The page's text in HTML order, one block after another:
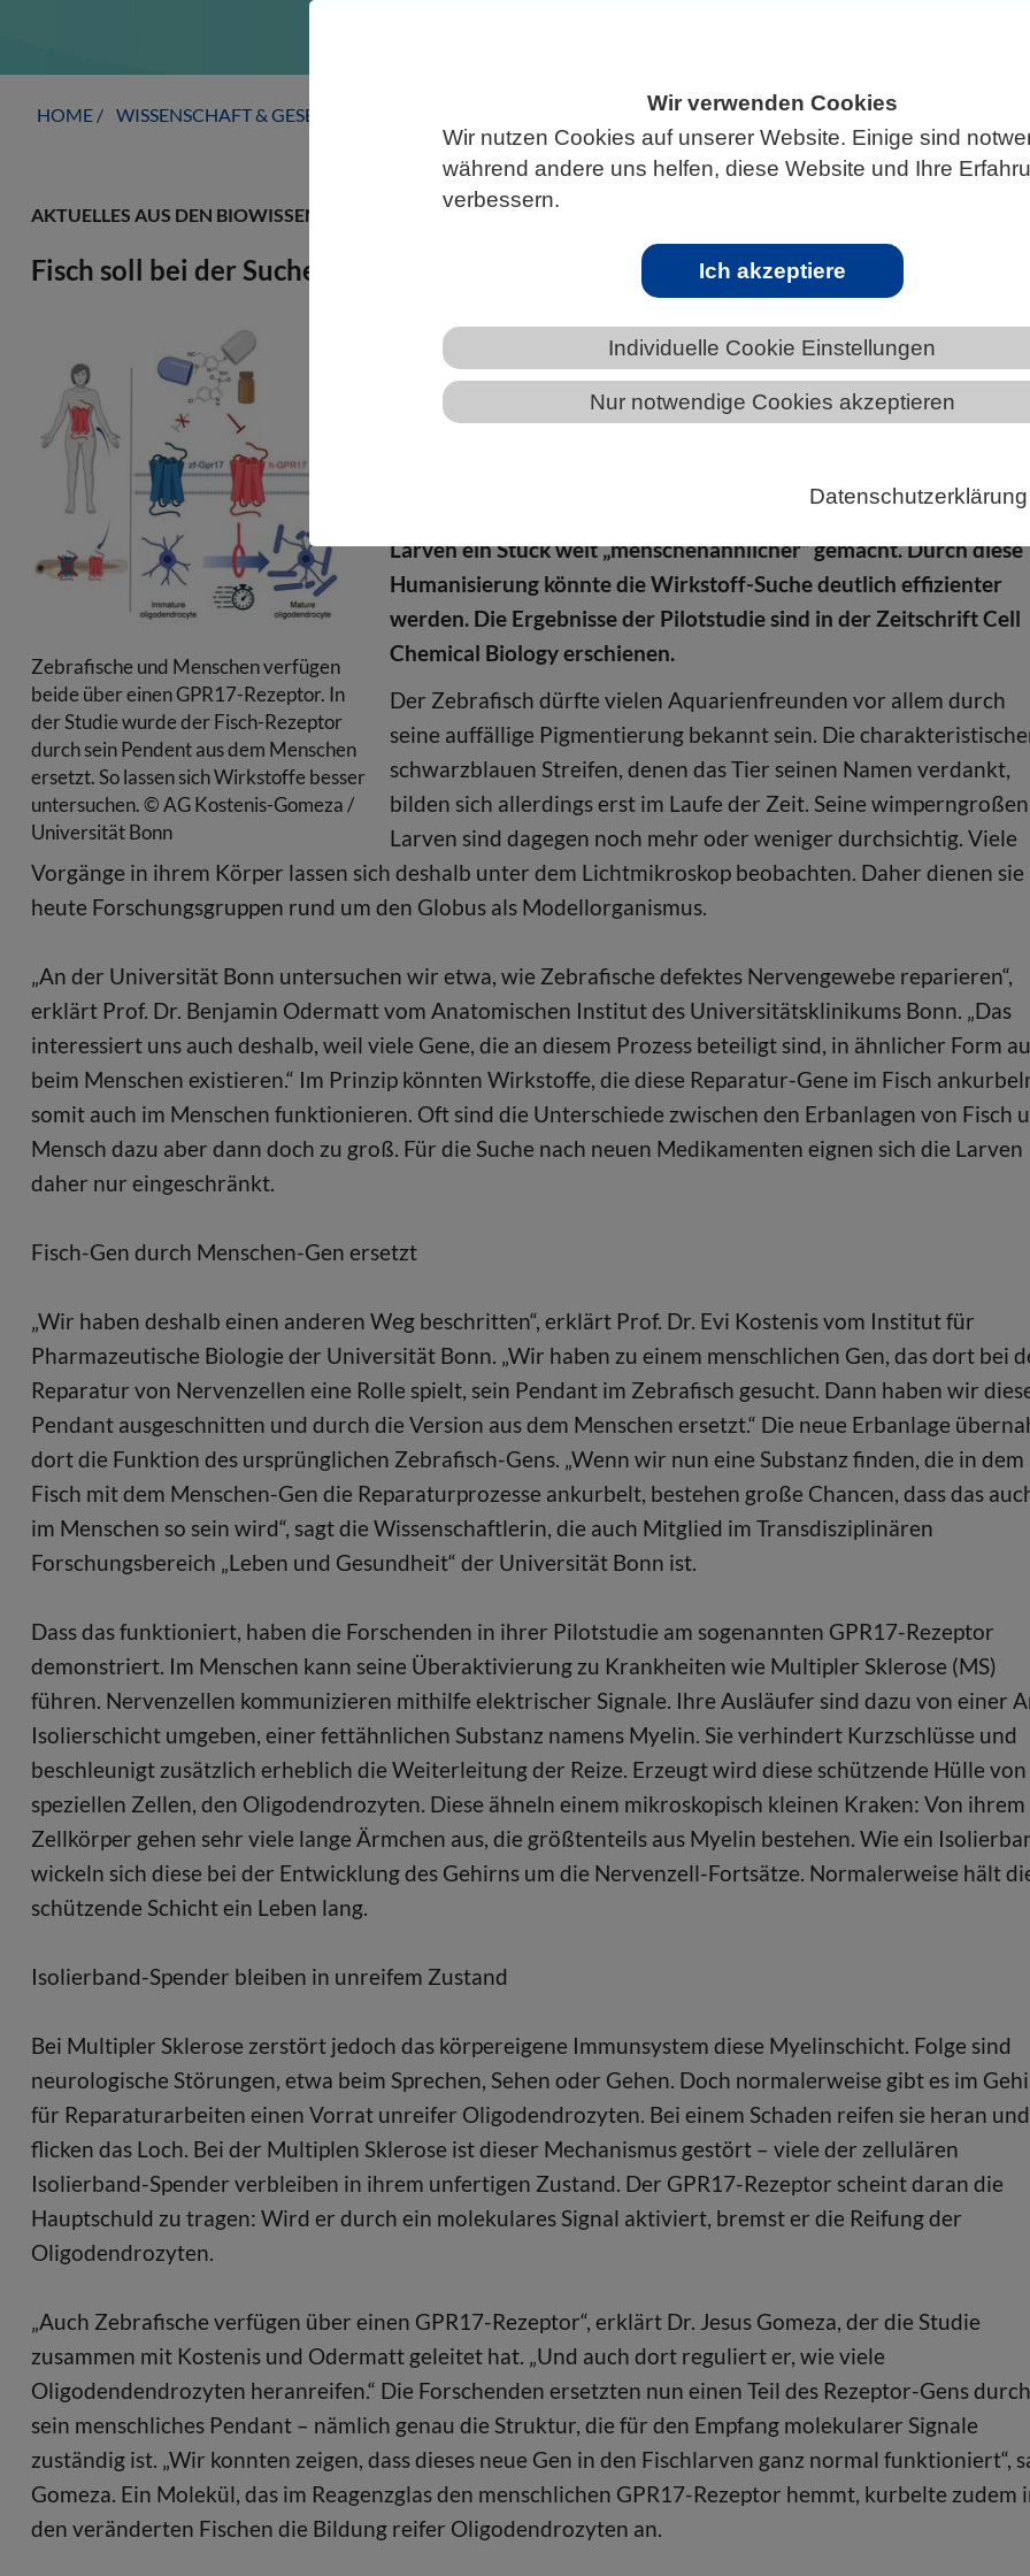
Wir verwenden Cookies
Wir nutzen Cookies auf unserer Website. Einige sind
während andere uns helfen, diese Website und Ihre
verbessern.
Ich akzeptiere
Individuelle Cookie Einstellungen
Nur notwendige Cookies akzeptieren
Datenschutzerklärung
HOME WISSENSCHAFT & GESELLSCHAFT
AKTUELLES AUS DEN BIOWISSENSCHAFTEN
Fisch soll bei der Suche nach MS-Medikamenten helfen
Zebrafische und Menschen verfügen
beide über einen GPR17-Rezeptor. In
der Studie wurde der Fisch-Rezeptor
durch sein Pendent aus dem Menschen
ersetzt. So lassen sich Wirkstoffe besser
untersuchen. © AG Kostenis-Gomeza /
Universität Bonn
Der Zebrafisch dient Forschenden rund um den Globus als Modell-
Organismus: An ihm lassen sich viele wichtige Prozesse studieren,
die auch im menschlichen Körper in ähnlicher Form stattfinden. Er
Larven ein Stück weit „menschenähnlicher“ gemacht. Durch diese
Humanisierung könnte die Wirkstoff-Suche deutlich effizienter
werden. Die Ergebnisse der Pilotstudie sind in der Zeitschrift Cell
Chemical Biology erschienen.
Der Zebrafisch dürfte vielen Aquarienfreunden vor allem durch
seine auffällige Pigmentierung bekannt sein. Die
schwarzblauen Streifen, denen das Tier seinen Namen verdankt,
bilden sich allerdings erst im Laufe der Zeit. Seine wimperngroßen
Larven sind dagegen noch mehr oder weniger durchsichtig. Viele
Vorgänge in ihrem Körper lassen sich deshalb unter dem Lichtmikroskop beobachten. Daher dienen sie
heute Forschungsgruppen rund um den Globus als Modellorganismus.
„An der Universität Bonn untersuchen wir etwa, wie Zebrafische defektes Nervengewebe reparieren“,
erklärt Prof. Dr. Benjamin Odermatt vom Anatomischen Institut des Universitätsklinikums Bonn. „Das
interessiert uns auch deshalb, weil viele Gene, die an diesem Prozess beteiligt sind, in ähnlicher Form
beim Menschen existieren.“ Im Prinzip könnten Wirkstoffe, die diese Reparatur-Gene im Fisch
somit auch im Menschen funktionieren. Oft sind die Unterschiede zwischen den Erbanlagen von Fisch
Mensch dazu aber dann doch zu groß. Für die Suche nach neuen Medikamenten eignen sich die Larven
daher nur eingeschränkt.
Fisch-Gen durch Menschen-Gen ersetzt
„Wir haben deshalb einen anderen Weg beschritten“, erklärt Prof. Dr. Evi Kostenis vom Institut für
Pharmazeutische Biologie der Universität Bonn. „Wir haben zu einem menschlichen Gen, das dort bei
Reparatur von Nervenzellen eine Rolle spielt, sein Pendant im Zebrafisch gesucht. Dann haben wir
Pendant ausgeschnitten und durch die Version aus dem Menschen ersetzt.“ Die neue Erbanlage
dort die Funktion des ursprünglichen Zebrafisch-Gens. „Wenn wir nun eine Substanz finden, die in dem
Fisch mit dem Menschen-Gen die Reparaturprozesse ankurbelt, bestehen große Chancen, dass das
im Menschen so sein wird“, sagt die Wissenschaftlerin, die auch Mitglied im Transdisziplinären
Forschungsbereich „Leben und Gesundheit“ der Universität Bonn ist.
Dass das funktioniert, haben die Forschenden in ihrer Pilotstudie am sogenannten GPR17-Rezeptor
demonstriert. Im Menschen kann seine Überaktivierung zu Krankheiten wie Multipler Sklerose (MS)
führen. Nervenzellen kommunizieren mithilfe elektrischer Signale. Ihre Ausläufer sind dazu von einer
Isolierschicht umgeben, einer fettähnlichen Substanz namens Myelin. Sie verhindert Kurzschlüsse und
beschleunigt zusätzlich erheblich die Weiterleitung der Reize. Erzeugt wird diese schützende Hülle von
speziellen Zellen, den Oligodendrozyten. Diese ähneln einem mikroskopisch kleinen Kraken: Von ihrem
Zellkörper gehen sehr viele lange Ärmchen aus, die größtenteils aus Myelin bestehen. Wie ein
wickeln sich diese bei der Entwicklung des Gehirns um die Nervenzell-Fortsätze. Normalerweise hält
schützende Schicht ein Leben lang.
Isolierband-Spender bleiben in unreifem Zustand
Bei Multipler Sklerose zerstört jedoch das körpereigene Immunsystem diese Myelinschicht. Folge sind
neurologische Störungen, etwa beim Sprechen, Sehen oder Gehen. Doch normalerweise gibt es im
für Reparaturarbeiten einen Vorrat unreifer Oligodendrozyten. Bei einem Schaden reifen sie heran und
flicken das Loch. Bei der Multiplen Sklerose ist dieser Mechanismus gestört – viele der zellulären
Isolierband-Spender verbleiben in ihrem unfertigen Zustand. Der GPR17-Rezeptor scheint daran die
Hauptschuld zu tragen: Wird er durch ein molekulares Signal aktiviert, bremst er die Reifung der
Oligodendrozyten.
„Auch Zebrafische verfügen über einen GPR17-Rezeptor“, erklärt Dr. Jesus Gomeza, der die Studie
zusammen mit Kostenis und Odermatt geleitet hat. „Und auch dort reguliert er, wie viele
Oligodendendrozyten heranreifen.“ Die Forschenden ersetzten nun einen Teil des Rezeptor-Gens durch
sein menschliches Pendant – nämlich genau die Struktur, die für den Empfang molekularer Signale
zuständig ist. „Wir konnten zeigen, dass dieses neue Gen in den Fischlarven ganz normal funktioniert“,
Gomeza. Ein Molekül, das im Reagenzglas den menschlichen GPR17-Rezeptor hemmt, kurbelte zudem
den veränderten Fischen die Bildung reifer Oligodendrozyten an.